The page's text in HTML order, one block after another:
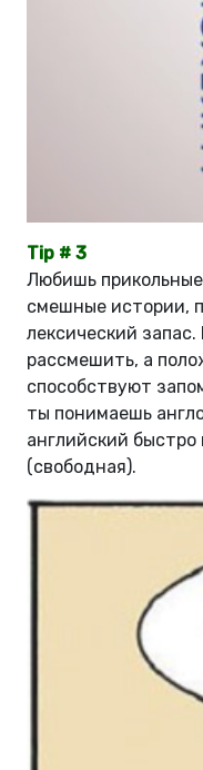
Tip # 3
Любишь
смешные истории,
лексический
рассмешить, а
способствуют
ты понимаешь
английский
(свободная).